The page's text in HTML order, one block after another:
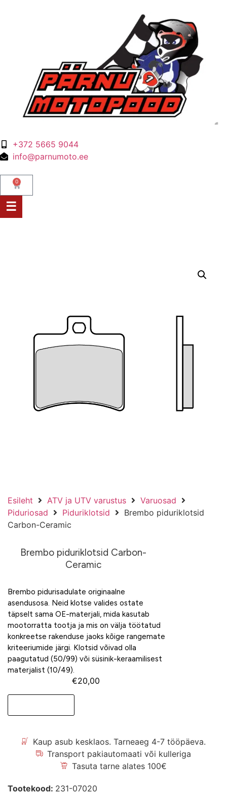
+372 5665 9044
info@parnumoto.ee
0
☰
Esileht ATV ja UTV varustus
Varuosad
Piduriosad
Piduriklotsid
Brembo piduriklotsid
Carbon-Ceramic
Brembo piduriklotsid Carbon-
Ceramic
Brembo pidurisadulate originaalne
asendusosa. Neid klotse valides ostate
täpselt sama OE-materjali, mida kasutab
mootorratta tootja ja mis on välja töötatud
konkreetse rakenduse jaoks kõige rangemate
kriteeriumide järgi. Klotsid võivad olla
paagutatud (50/99) või süsinik-keraamilisest
materjalist (10/49).
€20,00
Kaup asub kesklaos. Tarneaeg 4-7 tööpäeva.
Transport pakiautomaati või kulleriga
Tasuta tarne alates 100€
Tootekood: 231-07020